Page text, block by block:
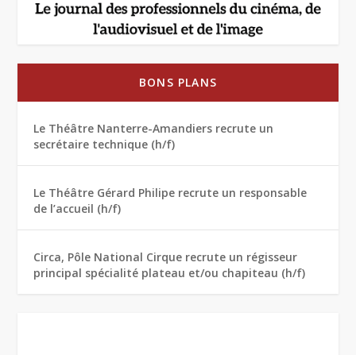
BONS PLANS
Le Théâtre Nanterre-Amandiers recrute un
secrétaire technique (h/f)
Le Théâtre Gérard Philipe recrute un responsable
de l’accueil (h/f)
Circa, Pôle National Cirque recrute un régisseur
principal spécialité plateau et/ou chapiteau (h/f)